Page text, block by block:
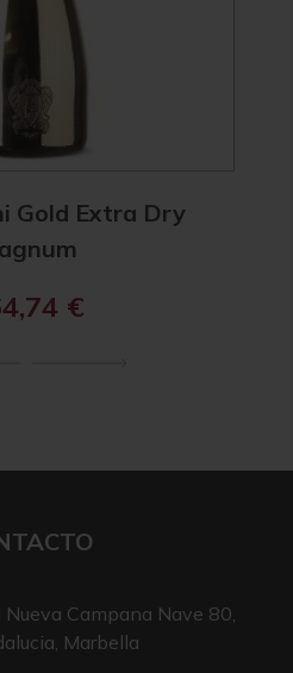
Gold Extra Dry
€
Campana Nave 80,
Marbella